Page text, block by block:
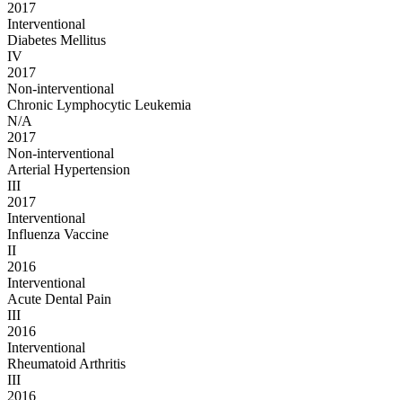
2017
Interventional
Diabetes Mellitus
IV
2017
Non-interventional
Chronic Lymphocytic Leukemia
N/A
2017
Non-interventional
Arterial Hypertension
III
2017
Interventional
Influenza Vaccine
II
2016
Interventional
Acute Dental Pain
III
2016
Interventional
Rheumatoid Arthritis
III
2016